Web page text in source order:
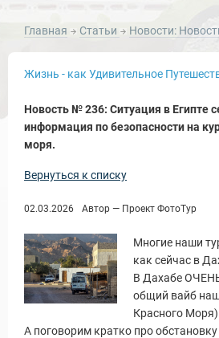
Главная Статьи Новости: Новости и фотоотчеты с наших
Жизнь - как Удивительное
Новость № 236: Ситуация в Египте
информация по безопасности на
моря.
Вернуться к списку
02.03.2026 Автор — Проект ФотоТур
Многие наши
как сейчас в
В Дахабе
общий вайб
Красного
А поговорим кратко про обстановку